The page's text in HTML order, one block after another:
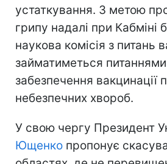
устаткування. З метою
грипу надалі при Кабміні
наукова комісія з питань
займатиметься питаннями
забезпечення вакцинації
небезпечних хвороб.
У свою чергу Президент
Ющенко пропонує